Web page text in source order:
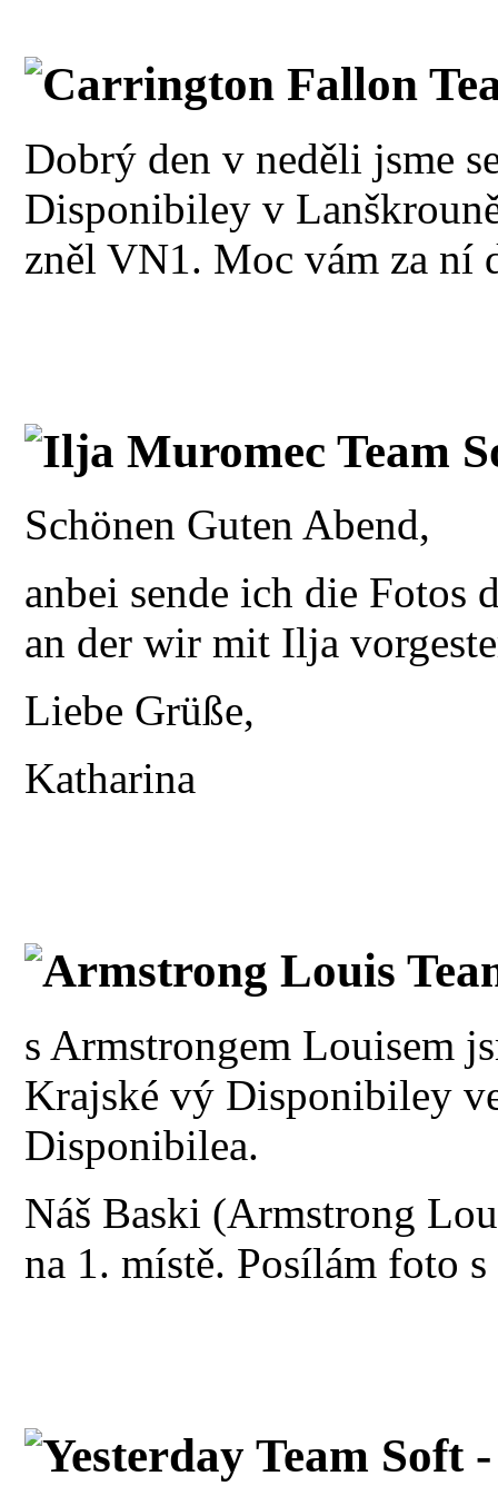
Carrington Fallon
Dobrý den v neděli jsme
Disponibiley v
zněl VN1. Moc vám za ní
Ilja Muromec Team
Schönen Guten Abend,
anbei sende ich die Fotos
an der wir mit Ilja
Liebe Grüße,
Katharina
Armstrong Louis
s Armstrongem Louisem
Krajské vý Disponibiley
Disponibilea.
Náš Baski (Armstrong
na 1. místě. Posílám foto
Yesterday Team Soft